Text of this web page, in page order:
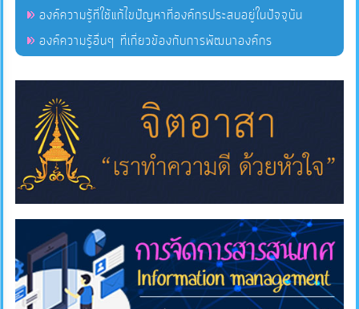
การ
บริหาร
ทรัพยากร
บุคคล
การ
ส่ง
ความ
โปร่งใส
องค์ความรู้ที่ใช้แก้ไขปัญหาที่องค์กรประสบอยู่ในปัจจุบัน
องค์ความรู้อื่นๆ ที่เกี่ยวข้องกับการพัฒนาองค์กร